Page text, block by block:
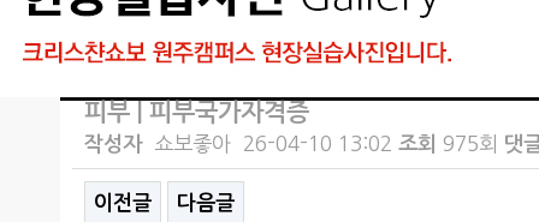
피부 | 피부국가자격증
작성자 쇼보좋아 26-04-10 13:02 조회 975회 댓
이전글 다음글